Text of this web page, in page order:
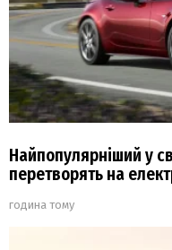
Найпопулярніший у
перетворять на
година тому